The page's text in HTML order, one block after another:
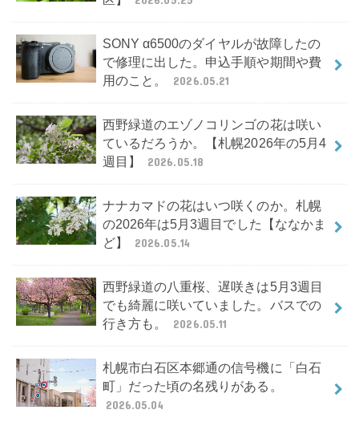
SONY α6500のダイヤルが故障したの
で修理に出した。申込手順や期間や費
用のこと。
2026.05.21
西野緑道のエゾノコリンゴの花は咲い
ているだろうか。【札幌2026年の5月4
週目】
2026.05.18
ナナカマドの花はいつ咲くのか。札幌
の2026年は5月3週目でした【ななかま
ど】
2026.05.14
西野緑道の八重桜、遅咲きは5月3週目
でも綺麗に咲いていました。バスでの
行き方も。
2026.05.11
札幌市白石区本郷通の信号機に「白石
町」だった頃の名残りがある。
2026.05.04